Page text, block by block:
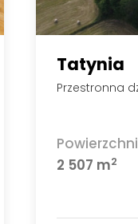
Tatynia
Przestronna
2 507 m2